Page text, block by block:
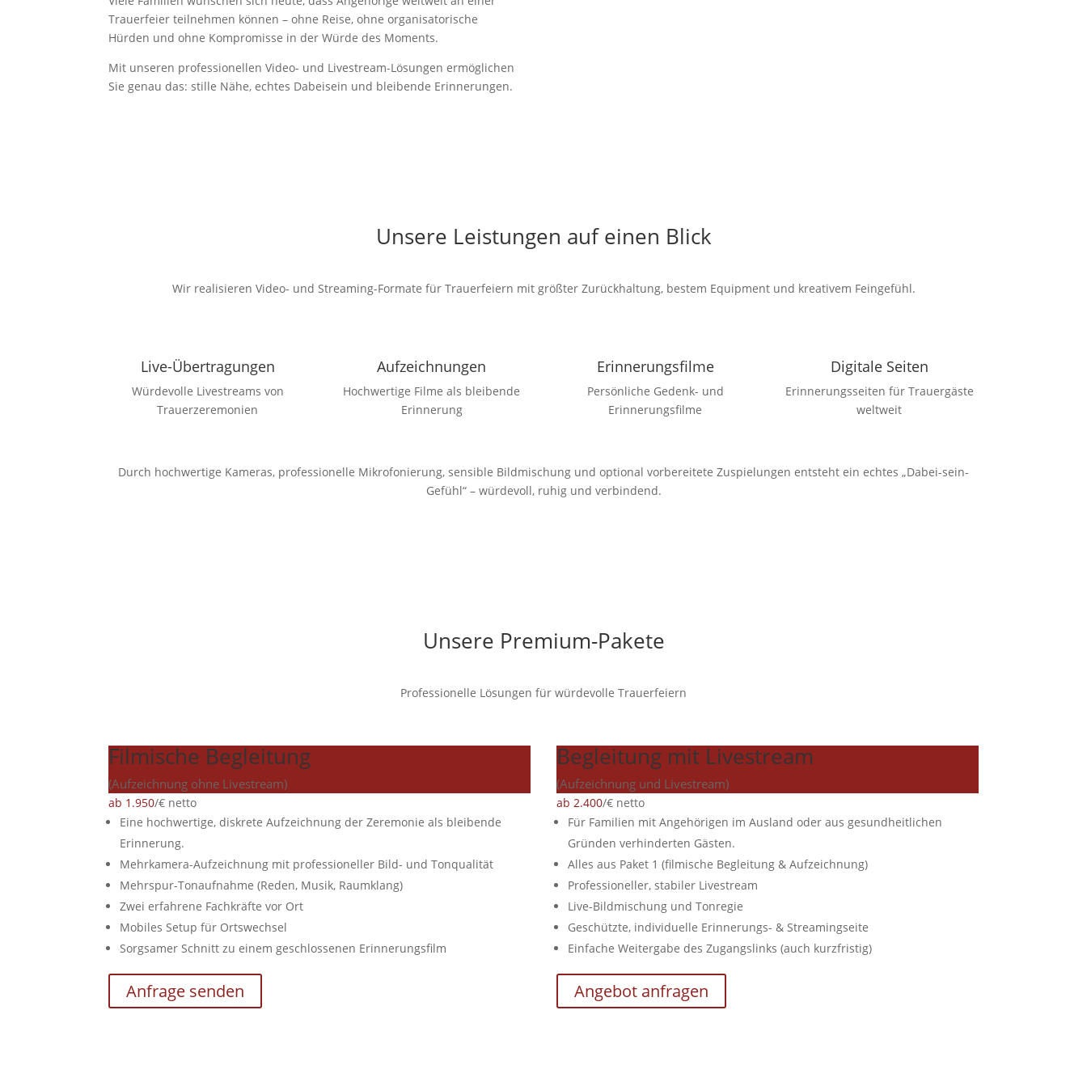
Trauerfeier teilnehmen können – ohne Reise, ohne organisatorische
Hürden und ohne Kompromisse in der Würde des Moments.
Mit unseren professionellen Video- und Livestream-Lösungen ermöglichen
Sie genau das: stille Nähe, echtes Dabeisein und bleibende Erinnerungen.
Unsere Leistungen auf einen Blick
Wir realisieren Video- und Streaming-Formate für Trauerfeiern mit größter Zurückhaltung, bestem Equipment und kreativem Feingefühl.
Live-Übertragungen
Würdevolle Livestreams von
Trauerzeremonien
Aufzeichnungen
Hochwertige Filme als bleibende
Erinnerung
Erinnerungsfilme
Persönliche Gedenk- und
Erinnerungsfilme
Digitale Seiten
Erinnerungsseiten für Trauergäste
weltweit
Durch hochwertige Kameras, professionelle Mikrofonierung, sensible Bildmischung und optional vorbereitete Zuspielungen entsteht ein echtes „Dabei-sein-
Gefühl“ – würdevoll, ruhig und verbindend.
Unsere Premium-Pakete
Professionelle Lösungen für würdevolle Trauerfeiern
Filmische Begleitung
(Aufzeichnung ohne Livestream)
ab 1.950/€ netto
Eine hochwertige, diskrete Aufzeichnung der Zeremonie als bleibende
Erinnerung.
Mehrkamera-Aufzeichnung mit professioneller Bild- und Tonqualität
Mehrspur-Tonaufnahme (Reden, Musik, Raumklang)
Zwei erfahrene Fachkräfte vor Ort
Mobiles Setup für Ortswechsel
Sorgsamer Schnitt zu einem geschlossenen Erinnerungsfilm
Anfrage senden
Begleitung mit Livestream
(Aufzeichnung und Livestream)
ab 2.400/€ netto
Für Familien mit Angehörigen im Ausland oder aus gesundheitlichen
Gründen verhinderten Gästen.
Alles aus Paket 1 (filmische Begleitung & Aufzeichnung)
Professioneller, stabiler Livestream
Live-Bildmischung und Tonregie
Geschützte, individuelle Erinnerungs- & Streamingseite
Einfache Weitergabe des Zugangslinks (auch kurzfristig)
Angebot anfragen